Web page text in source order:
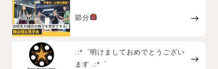
節分
.:*゜明けましておめでとうござい
ます .:*゜